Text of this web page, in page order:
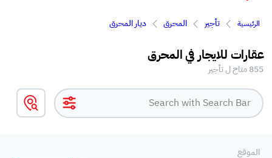
بالعمولة
الرئيسية تأجير المحرق ديار المحرق
عقارات للايجار في المحرق
855 متاح ل تأجير
الموقع